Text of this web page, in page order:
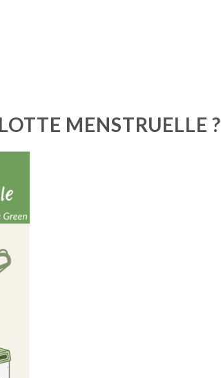
MENSTRUELLE ?